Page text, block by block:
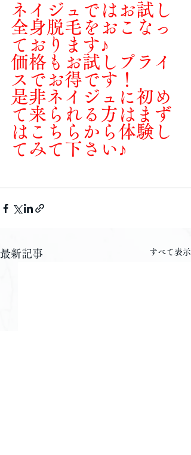
ネイジュではお試し
全身脱毛をおこなっ
ております♪
価格もお試しプライ
スでお得です！
是非ネイジュに初め
て来られる方はまず
はこちらから体験し
てみて下さい♪
最新記事 すべて表示